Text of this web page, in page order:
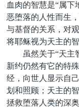
血肉的智慧是“属下
恶堕落的人性而生
与基督的关系，对
将耶稣视为天主的
虽然关于“天主
新约仍然有它的特
经，向世人显示自
划和照顾；天主的
拯救堕落人类的深